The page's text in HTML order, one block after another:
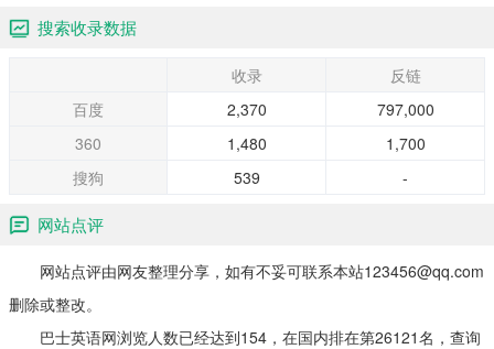
搜索收录数据
收录
反链
百度
2,370
797,000
360
1,480
1,700
搜狗
539 -
网站点评
网站点评由网友整理分享，如有不妥可联系本站123456@qq.com
删除或整改。
巴士英语网浏览人数已经达到154，在国内排在第26121名，查询